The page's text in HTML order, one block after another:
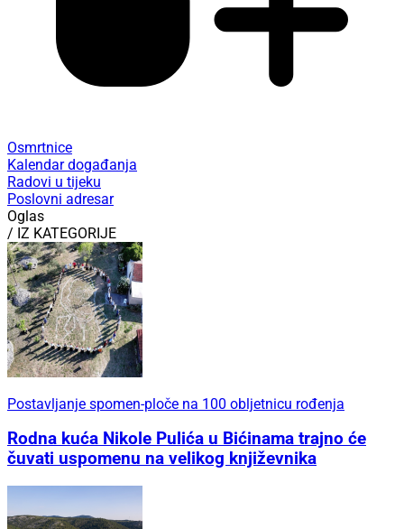
Osmrtnice
Kalendar događanja
Radovi u tijeku
Poslovni adresar
Oglas
/ IZ KATEGORIJE
Postavljanje spomen-ploče na 100 obljetnicu rođenja
Rodna kuća Nikole Pulića u Bićinama trajno će
čuvati uspomenu na velikog književnika